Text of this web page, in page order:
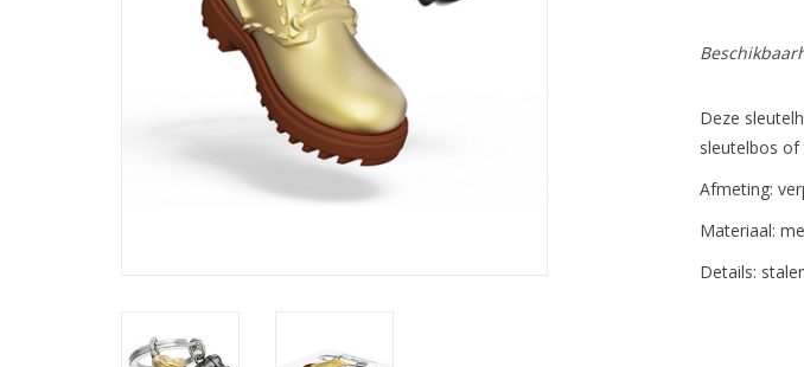
Deze
sleutelbos of
Afmeting:
Materiaal:
Details: